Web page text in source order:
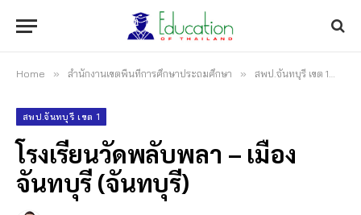
Home » สำนักงานเขตพื้นที่การศึกษาประถมศึกษา » สพป.จันทบุรี เขต 1
สพป.จันทบุรี เขต 1
โรงเรียนวัดพลับพลา – เมือง
จันทบุรี (จันทบุรี)